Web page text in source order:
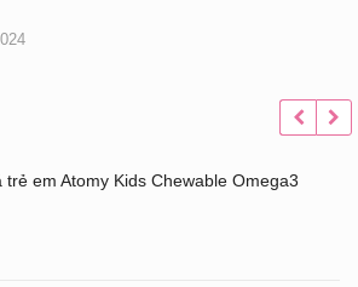
trẻ em Atomy Kids Chewable Omega3